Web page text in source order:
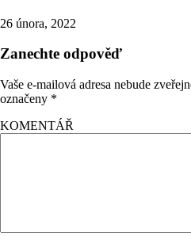
26 února, 2022
Zanechte odpověď
Vaše e-mailová adresa nebude
označeny *
KOMENTÁŘ